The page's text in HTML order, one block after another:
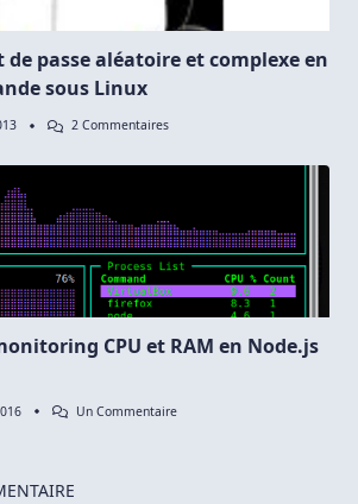
passe aléatoire et complexe en
sous Linux
2 CommentairesSur
Aléatoire
Et
Complexe
En
Ligne
De
Commande
Sous
CPU et RAM en Node.js
Un CommentaireSur